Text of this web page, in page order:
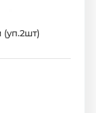
(уп.2шт)